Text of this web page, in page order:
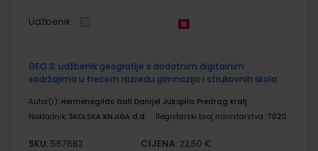
Udžbenik
GEO 3; udžbenik geografije s dodatnim digitalnim
sadržajima u trećem razredu gimnazija i strukovnih škola
Autor(i): Hermenegildo Gall Danijel Jukopila Predrag Kralj
Nakladnik: ŠKOLSKA KNJIGA d.d. Registarski broj ministarstva: 7020
SKU: 567682 CIJENA: 22,50 €